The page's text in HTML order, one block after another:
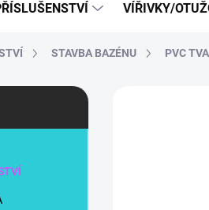
VÍŘIVKY/
STAVBA BAZÉNU PVC